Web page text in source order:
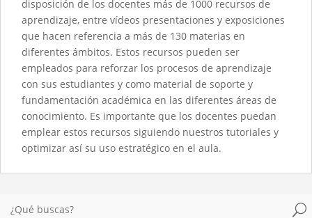
disposición de los docentes más de 1000 recursos de
aprendizaje, entre vídeos presentaciones y exposiciones
que hacen referencia a más de 130 materias en
diferentes ámbitos. Estos recursos pueden ser
empleados para reforzar los procesos de aprendizaje
con sus estudiantes y como material de soporte y
fundamentación académica en las diferentes áreas de
conocimiento. Es importante que los docentes puedan
emplear estos recursos siguiendo nuestros tutoriales y
optimizar así su uso estratégico en el aula.
U